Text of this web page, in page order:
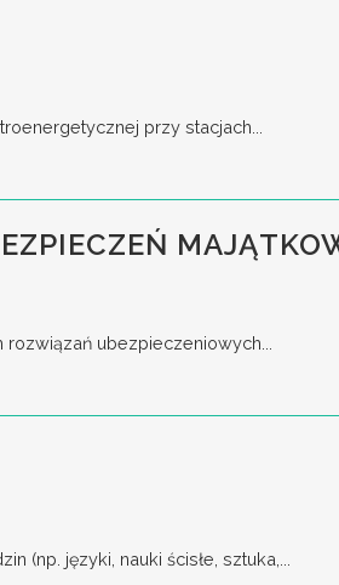
przy stacjach...
ubezpieczeniowych...
języki, nauki ścisłe, sztuka,...